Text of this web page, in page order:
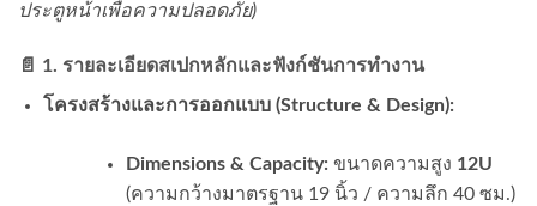
ประตูหน้าเพื่อความปลอดภัย)
📄 1. รายละเอียดสเปกหลักและฟังก์ชันการทำงาน
โครงสร้างและการออกแบบ (Structure & Design):
Dimensions & Capacity:ขนาดความสูง 12U
(ความกว้างมาตรฐาน 19 นิ้ว / ความลึก 40 ซม.)